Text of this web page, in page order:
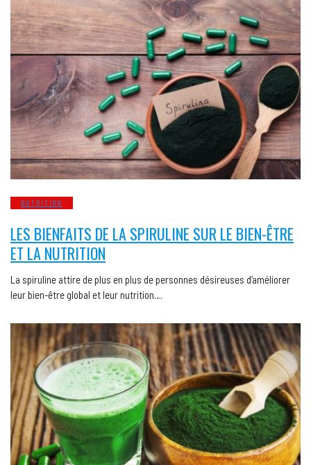
NUTRITION
LES BIENFAITS DE LA SPIRULINE SUR LE BIEN-ÊTRE
ET LA NUTRITION
La spiruline attire de plus en plus de personnes désireuses d’améliorer
leur bien-être global et leur nutrition….